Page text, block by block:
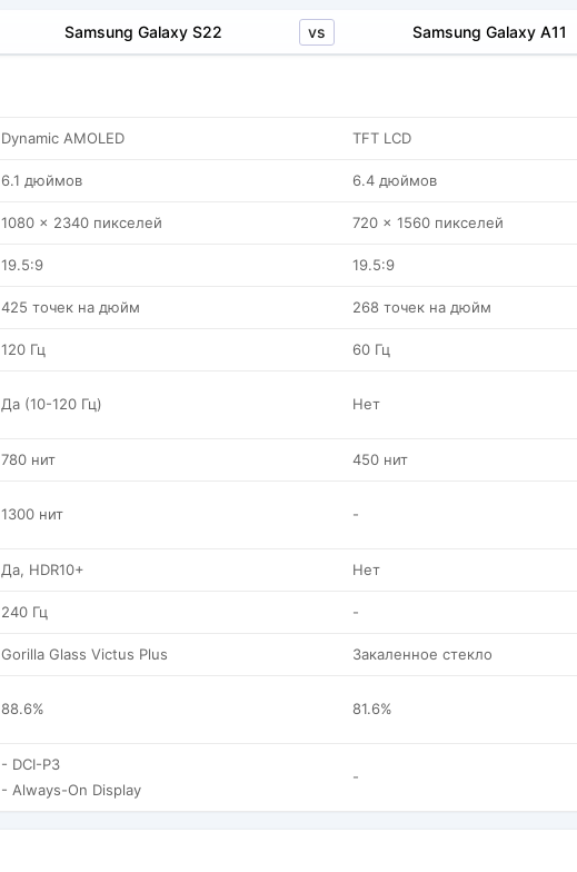
Samsung Galaxy S22 vs Samsung Galaxy A11
Dynamic AMOLED TFT LCD
6.1 дюймов 6.4 дюймов
1080 x 2340 пикселей 720 x 1560 пикселей
19.5:9 19.5:9
425 точек на дюйм 268 точек на дюйм
120 Гц 60 Гц
Да (10-120 Гц) Нет
780 нит 450 нит
1300 нит -
Да, HDR10+ Нет
240 Гц -
Gorilla Glass Victus Plus Закаленное стекло
88.6% 81.6%
- DCI-P3
- Always-On Display
-